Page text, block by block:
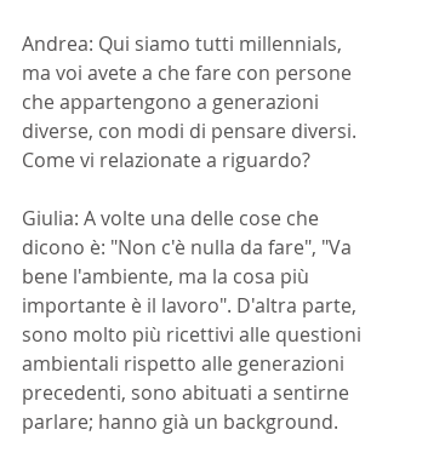
Andrea: Qui siamo tutti millennials,
ma voi avete a che fare con persone
che appartengono a generazioni
diverse, con modi di pensare diversi.
Come vi relazionate a riguardo?
Giulia: A volte una delle cose che
dicono è: "Non c'è nulla da fare", "Va
bene l'ambiente, ma la cosa più
importante è il lavoro". D'altra parte,
sono molto più ricettivi alle questioni
ambientali rispetto alle generazioni
precedenti, sono abituati a sentirne
parlare; hanno già un background.